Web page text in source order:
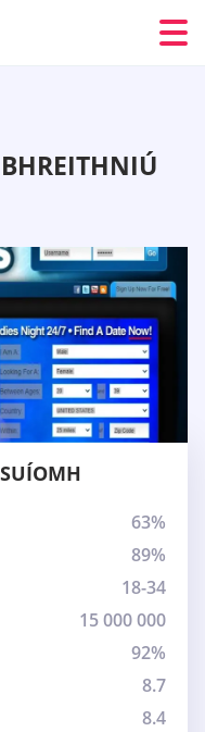
63%
89%
18-34
15 000 000
92%
8.7
8.4